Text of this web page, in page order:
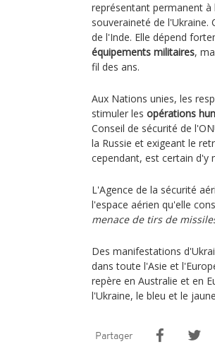
représentant permanent à
souveraineté de
de l'Inde. Elle dépend
équipements militaires,
fil des ans.
Aux Nations unies, les
stimuler les opérations
Conseil de sécurité de
la Russie et exigeant le
cependant, est certain d'y
L'Agence de la sécurité
l'espace aérien qu'elle
menace de tirs de
Des manifestations
dans toute l'Asie et
repère en Australie et en
l'Ukraine, le bleu et le
Partager